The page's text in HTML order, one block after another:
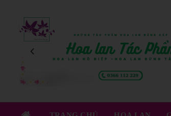
XEM NGAY